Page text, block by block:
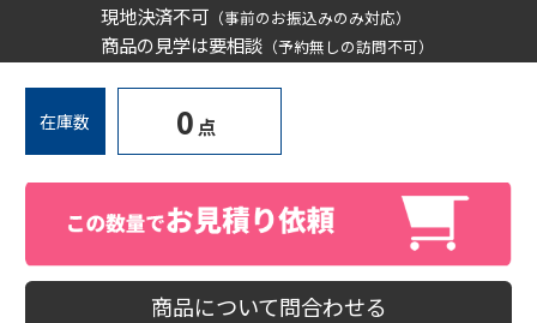
現地決済不可 （事前のお振込みのみ対応）
商品の見学は要相談 （予約無しの訪問不可）
在庫数 0 点
商品について問合わせる